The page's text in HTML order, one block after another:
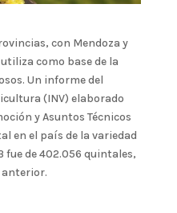
con Mendoza y
como base de la
Un informe del
(INV) elaborado
y Asuntos Técnicos
en el país de la variedad
fue de 402.056 quintales,
anterior.